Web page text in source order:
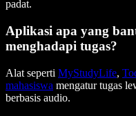
padat.
Aplikasi apa yang
menghadapi tugas?
Alat seperti MyStudyLife,
mahasiswa mengatur tugas
berbasis audio.